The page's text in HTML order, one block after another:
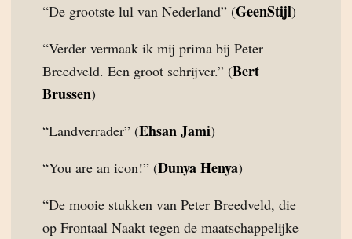
“De grootste lul van Nederland” (GeenStijl)
“Verder vermaak ik mij prima bij Peter
Breedveld. Een groot schrijver.” (Bert
Brussen)
“Landverrader” (Ehsan Jami)
“You are an icon!” (Dunya Henya)
“De mooie stukken van Peter Breedveld, die
op Frontaal Naakt tegen de maatschappelijke